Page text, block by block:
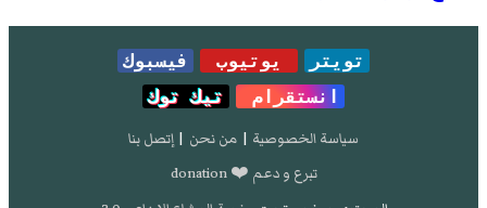
تويتر يوتيوب
فيسبوك
انستقرام
تيك توك
سياسة الخصوصية | من نحن | إتصل بنا
تبرع و دعم ❤️ donation